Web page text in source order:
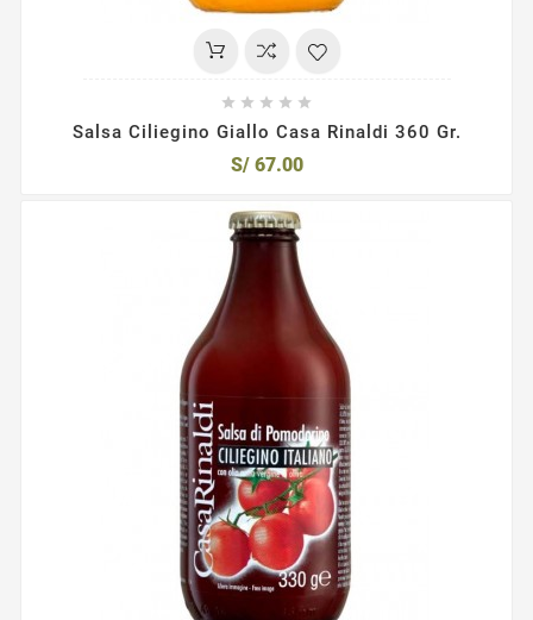
    
Salsa Ciliegino Giallo Casa Rinaldi 360 Gr.
S/ 67.00